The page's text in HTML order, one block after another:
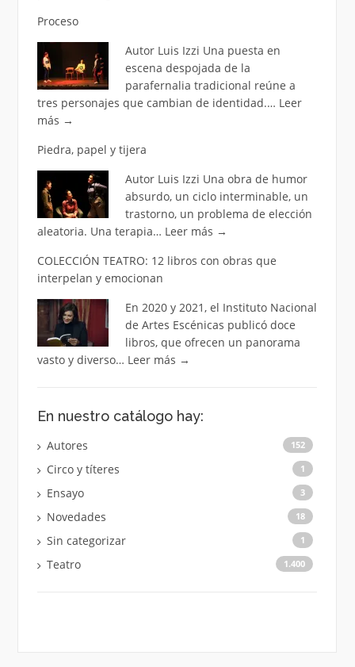
Proceso
Autor Luis Izzi Una puesta en
escena despojada de la
parafernalia tradicional reúne a
tres personajes que cambian de identidad.… Leer
más →
Piedra, papel y tijera
Autor Luis Izzi Una obra de humor
absurdo, un ciclo interminable, un
trastorno, un problema de elección
aleatoria. Una terapia… Leer más →
COLECCIÓN TEATRO: 12 libros con obras que
interpelan y emocionan
En 2020 y 2021, el Instituto Nacional
de Artes Escénicas publicó doce
libros, que ofrecen un panorama
vasto y diverso… Leer más →
En nuestro catálogo hay:
Autores 152
Circo y títeres 1
Ensayo 3
Novedades 18
Sin categorizar 1
Teatro 1.400